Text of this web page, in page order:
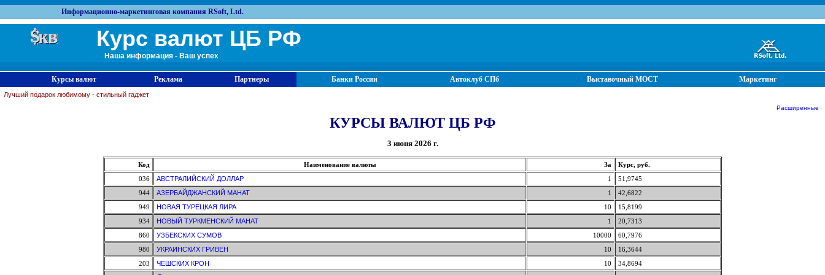
Информационно-маркетинговая компания RSoft, Ltd.
Курс валют ЦБ РФ
Наша информация - Ваш успех
Курсы валют Реклама Партнеры Банки России Автоклуб СПб Выставочный МОСТ Маркетинг
Лучший подарок любимому - стильный гаджет
Расширенные
КУРСЫ ВАЛЮТ ЦБ РФ
3 июня 2026 г.
Код Наименование валюты За
Курс, руб.
036
АВСТРАЛИЙСКИЙ ДОЛЛАР 1
51,9745
944
АЗЕРБАЙДЖАНСКИЙ МАНАТ 1
42,6822
949
НОВАЯ ТУРЕЦКАЯ ЛИРА 10
15,8199
934
НОВЫЙ ТУРКМЕНСКИЙ МАНАТ 1
20,7313
860
УЗБЕКСКИХ СУМОВ 10000
60,7976
980
УКРАИНСКИХ ГРИВЕН 10
16,3644
203
ЧЕШСКИХ КРОН 10
34,8694